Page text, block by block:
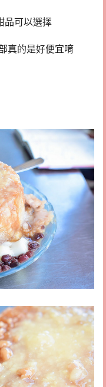
品可以選擇
真的是好便宜唷